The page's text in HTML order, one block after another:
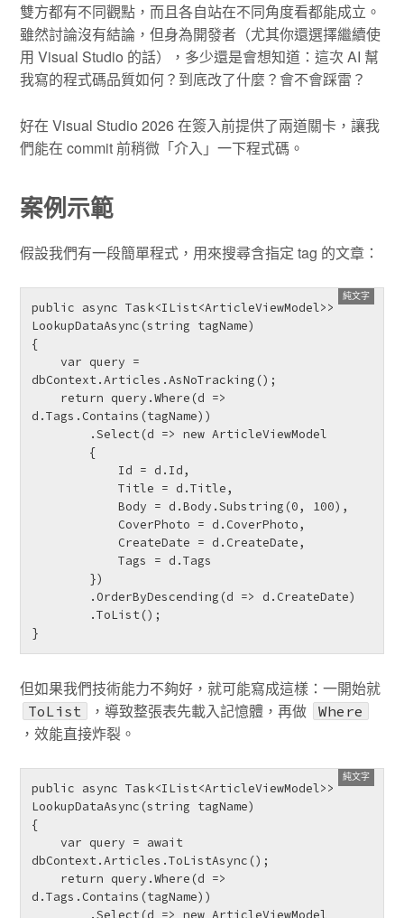
雙方都有不同觀點，而且各自站在不同角度看都能成立。
雖然討論沒有結論，但身為開發者（尤其你還選擇繼續使
用 Visual Studio 的話），多少還是會想知道：這次 AI 幫
我寫的程式碼品質如何？到底改了什麼？會不會踩雷？
好在 Visual Studio 2026 在簽入前提供了兩道關卡，讓我
們能在 commit 前稍微「介入」一下程式碼。
案例示範
假設我們有一段簡單程式，用來搜尋含指定 tag 的文章：
public async Task<IList<ArticleViewModel>>
LookupDataAsync(string tagName)
{
    var query =
dbContext.Articles.AsNoTracking();
d.Tags.Contains(tagName))
            Title = d.Title,
            Body = d.Body.Substring(0, 100),
            Tags = d.Tags
但如果我們技術能力不夠好，就可能寫成這樣：一開始就
ToList ，導致整張表先載入記憶體，再做 Where
，效能直接炸裂。
public async Task<IList<ArticleViewModel>>
LookupDataAsync(string tagName)
{
    var query = await
dbContext.Articles.ToListAsync();
d.Tags.Contains(tagName))